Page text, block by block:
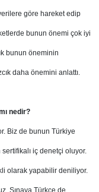
göre hareket edip
bunun önemi çok iyi
bunun öneminin
daha önemini anlattı.
nedir?
Biz de bunun Türkiye
iç denetçi oluyor.
olarak yapabilir deniliyor.
Sınava Türkçe de